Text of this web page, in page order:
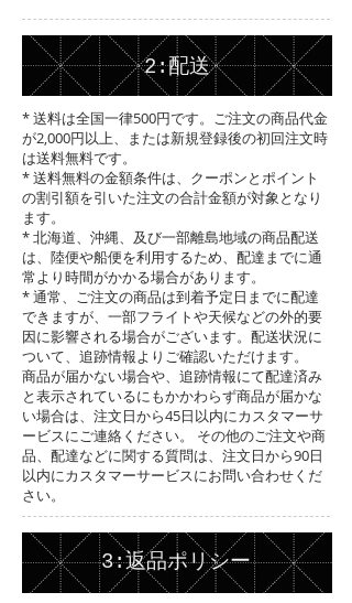
2:配送
* 送料は全国一律500円です。ご注文の商品代金
が2,000円以上、または新規登録後の初回注文時
は送料無料です。
* 送料無料の金額条件は、クーポンとポイント
の割引額を引いた注文の合計金額が対象となり
ます。
* 北海道、沖縄、及び一部離島地域の商品配送
は、陸便や船便を利用するため、配達までに通
常より時間がかかる場合があります。
* 通常、ご注文の商品は到着予定日までに配達
できますが、一部フライトや天候などの外的要
因に影響される場合がございます。配送状況に
ついて、追跡情報よりご確認いただけます。
商品が届かない場合や、追跡情報にて配達済み
と表示されているにもかかわらず商品が届かな
い場合は、注文日から45日以内にカスタマーサ
ービスにご連絡ください。 その他のご注文や商
品、配達などに関する質問は、注文日から90日
以内にカスタマーサービスにお問い合わせくだ
さい。
3:返品ポリシー